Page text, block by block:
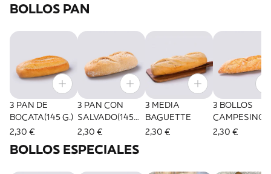
BOLLOS PAN
3 PAN DE
BOCATA(145 G.)
2,30 €
3 PAN CON
SALVADO(145
G.)
2,30 €
3 MEDIA
BAGUETTE
2,30 €
3 BOLLOS
STICO)
2,30 €
BOLLOS ESPECIALES